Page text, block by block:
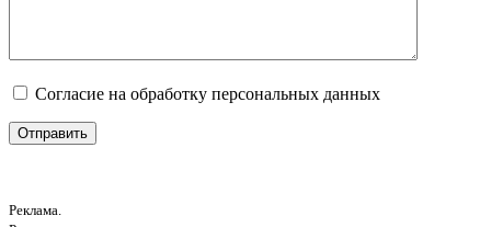
Согласие на обработку персональных данных
Реклама.